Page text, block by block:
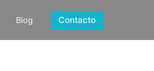
Blog Contacto